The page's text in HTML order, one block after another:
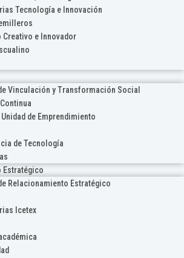
Tecnología e Innovación
Creativo e Innovador
Vinculación y Transformación Social
de Emprendimiento
de Tecnología
Estratégico
Relacionamiento Estratégico
Icetex